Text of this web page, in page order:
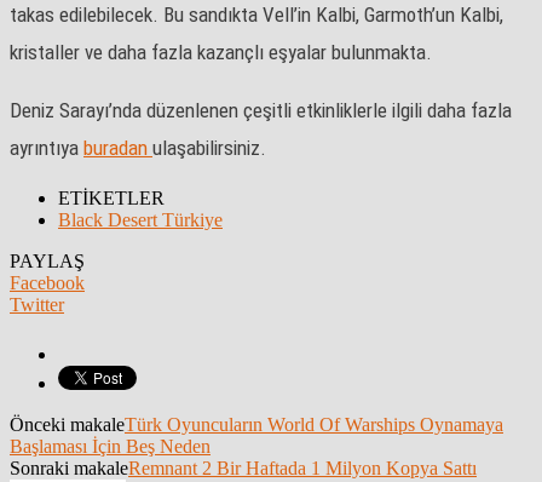
takas edilebilecek. Bu sandıkta Vell’in Kalbi, Garmoth’un Kalbi,
kristaller ve daha fazla kazançlı eşyalar bulunmakta.
Deniz Sarayı’nda düzenlenen çeşitli etkinliklerle ilgili daha fazla
ayrıntıya buradan ulaşabilirsiniz.
ETİKETLER
Black Desert Türkiye
PAYLAŞ
Facebook
Twitter
Önceki makaleTürk Oyuncuların World Of Warships Oynamaya
Başlaması İçin Beş Neden
Sonraki makaleRemnant 2 Bir Haftada 1 Milyon Kopya Sattı